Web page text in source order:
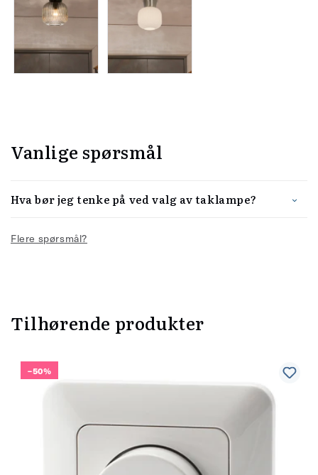
Vanlige spørsmål
Hva bør jeg tenke på ved valg av taklampe?
Flere spørsmål?
Tilhørende produkter
–50%